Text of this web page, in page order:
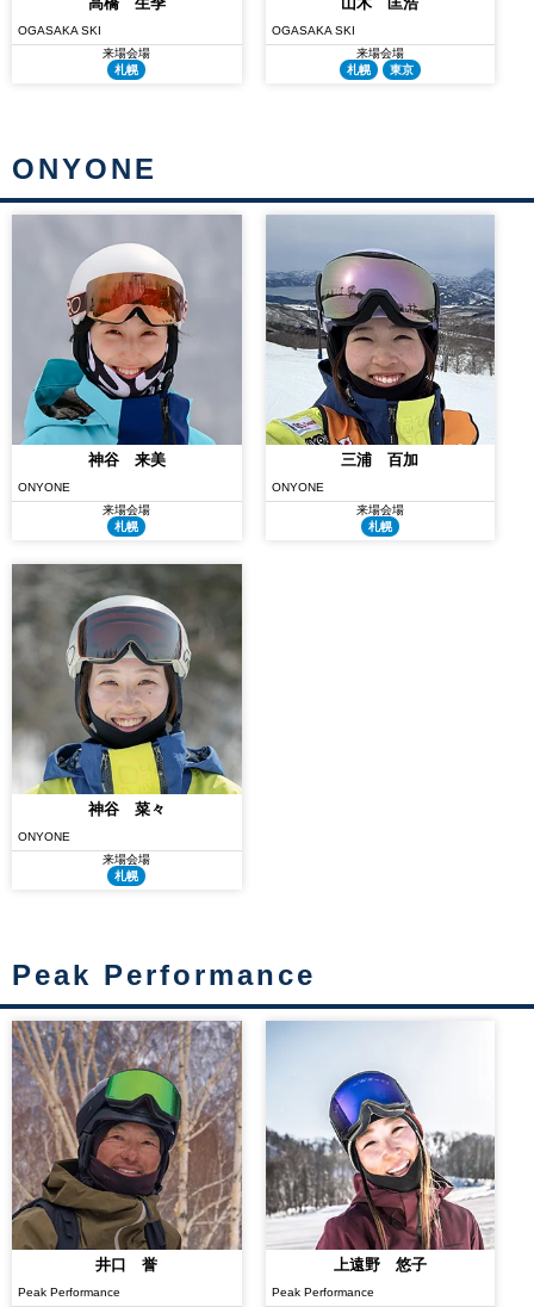
OGASAKA SKI
来場会場
札幌
OGASAKA SKI
来場会場
札幌
東京
ONYONE
神谷 来美
ONYONE
来場会場
札幌
三浦 百加
ONYONE
来場会場
札幌
神谷 菜々
ONYONE
来場会場
札幌
Peak Performance
井口 誉
Peak Performance
上遠野 悠子
Peak Performance